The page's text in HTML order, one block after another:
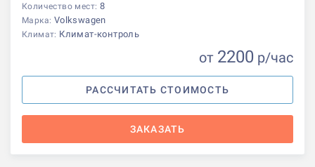
Количество мест: 8
Марка: Volkswagen
Климат: Климат-контроль
от 2200 р/час
РАССЧИТАТЬ СТОИМОСТЬ
ЗАКАЗАТЬ